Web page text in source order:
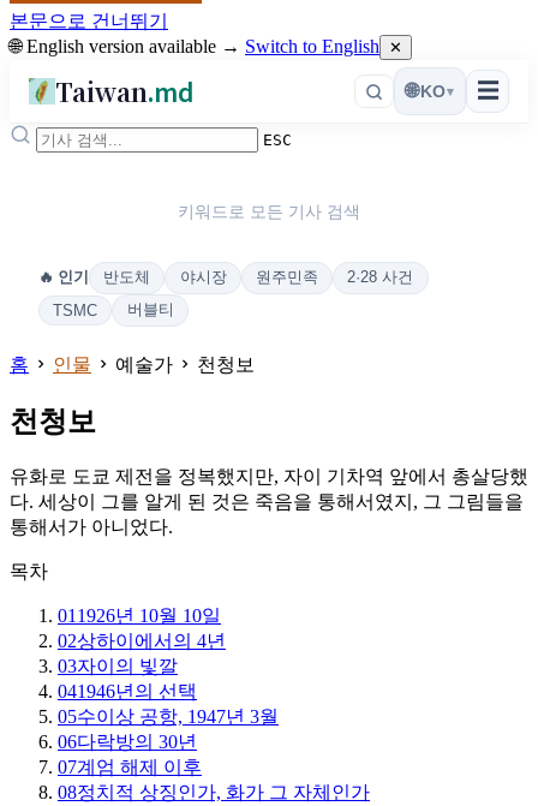
본문으로 건너뛰기
🌐 English version available → Switch to English ✕
Taiwan.md ☰
🌐KO▾
ESC
키워드로 모든 기사 검색
🔥 인기 반도체 야시장 원주민족
2·28 사건
TSMC
버블티
홈 인물 예술가 천청보
천청보
유화로 도쿄 제전을 정복했지만, 자이 기차역 앞에서 총살당했
다. 세상이 그를 알게 된 것은 죽음을 통해서였지, 그 그림들을
통해서가 아니었다.
목차
01 1926년 10월 10일
02상하이에서의 4년
03자이의 빛깔
041946년의 선택
05수이상 공항, 1947년 3월
06다락방의 30년
07계엄 해제 이후
08정치적 상징인가, 화가 그 자체인가